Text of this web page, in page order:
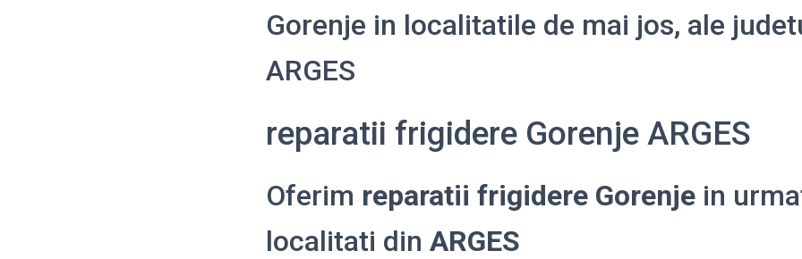
Gorenje in localitatile de mai jos, ale
ARGES
reparatii frigidere Gorenje ARGES
Oferim reparatii frigidere Gorenje in
localitati din ARGES